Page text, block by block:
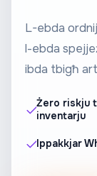
L-ebda
l-ebda
ibda tbigħ
Żero riskju
inventarju
Ippakkjar